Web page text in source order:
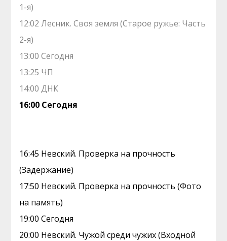
1-я)
12:02 Лесник. Своя земля (Старое ружье: Часть
2-я)
13:00 Сегодня
13:25 ЧП
14:00 ДНК
16:00 Сегодня
16:45 Невский. Проверка на прочность
(Задержание)
17:50 Невский. Проверка на прочность (Фото
на память)
19:00 Сегодня
20:00 Невский. Чужой среди чужих (Входной